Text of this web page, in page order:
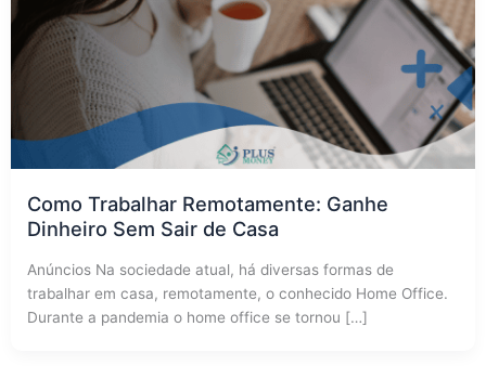
Como Trabalhar Remotamente: Ganhe
Dinheiro Sem Sair de Casa
Anúncios Na sociedade atual, há diversas formas de
trabalhar em casa, remotamente, o conhecido Home Office.
Durante a pandemia o home office se tornou […]